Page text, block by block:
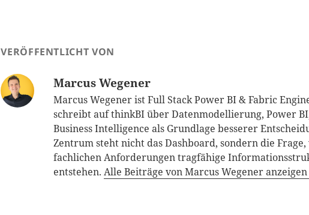
VERÖFFENTLICHT VON
Marcus Wegener
Marcus Wegener ist Full Stack Power BI & Fabric
schreibt auf thinkBI über Datenmodellierung, Power
Business Intelligence als Grundlage besserer
Zentrum steht nicht das Dashboard, sondern die Frage,
fachlichen Anforderungen tragfähige
entstehen.Alle Beiträge von Marcus Wegener anzeigen